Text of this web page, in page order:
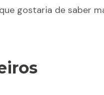
gostaria de saber